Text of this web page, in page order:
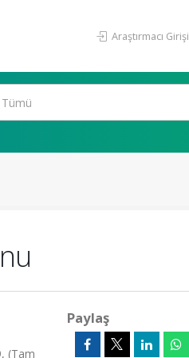
Araştırmacı Girişi
(Tam
Paylaş